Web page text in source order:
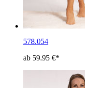
578.054
ab 59.95 €*